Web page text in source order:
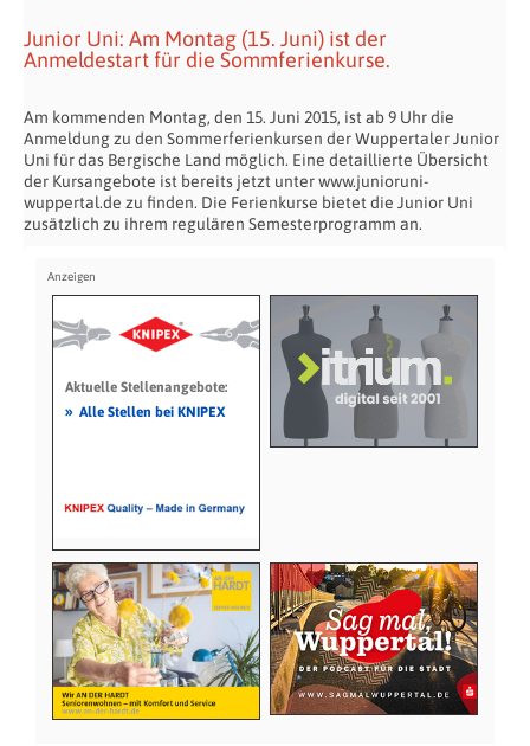
Junior Uni: Am Montag (15. Juni) ist der
Anmeldestart für die Sommferienkurse.
Am kommenden Montag, den 15. Juni 2015, ist ab 9 Uhr die
Anmeldung zu den Sommerferienkursen der Wuppertaler Junior
Uni für das Bergische Land möglich. Eine detaillierte Übersicht
der Kursangebote ist bereits jetzt unter www.junioruni-
wuppertal.de zu finden. Die Ferienkurse bietet die Junior Uni
zusätzlich zu ihrem regulären Semesterprogramm an.
Aktuelle Stellenangebote:
» Alle Stellen bei KNIPEX